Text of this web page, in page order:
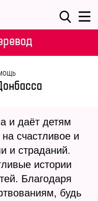
и даёт детям
счастливое и
и страданий.
истории
Благодаря
будь